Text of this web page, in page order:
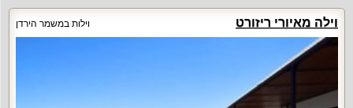
וילה מאיורי ריזורט וילות במשמר הירדן